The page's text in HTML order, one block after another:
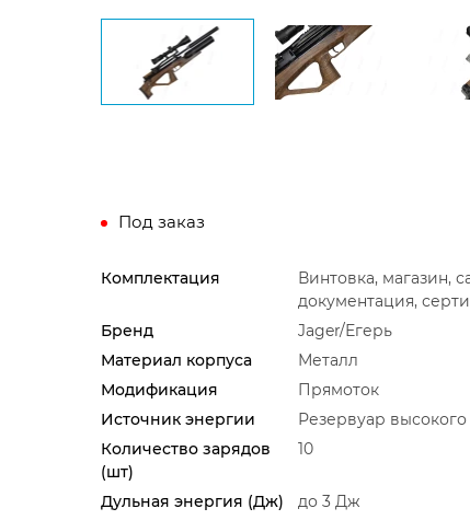
Под заказ
Комплектация
Винтовка, магазин,
документация,
Бренд
Jager/Егерь
Материал корпуса
Металл
Модификация
Прямоток
Источник энергии
Резервуар
Количество зарядов
(шт)
10
Дульная энергия (Дж)
до 3 Дж